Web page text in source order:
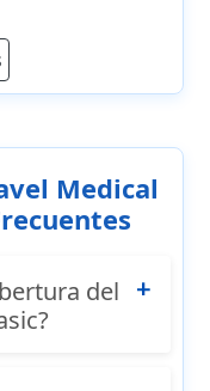
Medical
del